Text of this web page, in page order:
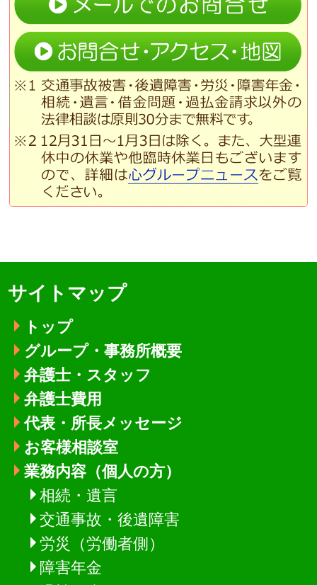
サイトマップ
トップ
グループ・事務所概要
弁護士・スタッフ
弁護士費用
代表・所長メッセージ
お客様相談室
業務内容（個人の方）
相続・遺言
交通事故・後遺障害
労災（労働者側）
障害年金